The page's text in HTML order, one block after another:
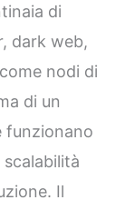
di
dark web,
nodi di
di un
funzionano
Il